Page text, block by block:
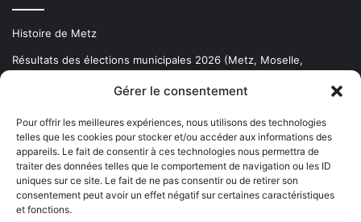
Gérer le consentement
Pour offrir les meilleures expériences, nous utilisons des technologies
telles que les cookies pour stocker et/ou accéder aux informations des
appareils. Le fait de consentir à ces technologies nous permettra de
traiter des données telles que le comportement de navigation ou les ID
uniques sur ce site. Le fait de ne pas consentir ou de retirer son
consentement peut avoir un effet négatif sur certaines caractéristiques
et fonctions.
Histoire de Metz
Résultats des élections municipales 2026 (Metz, Moselle,
Newsletter gratuite